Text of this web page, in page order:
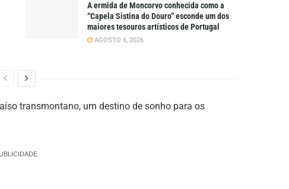
A ermida de Moncorvo conhecida como a
“Capela Sistina do Douro” esconde um dos
maiores tesouros artísticos de Portugal
AGOSTO 6, 2026
transmontano, um destino de sonho para os